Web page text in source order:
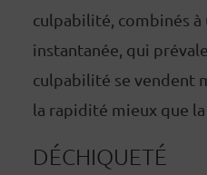
culpabilité, combinés
instantanée, qui
culpabilité se vendent
la rapidité mieux que la
DÉCHIQUETÉ